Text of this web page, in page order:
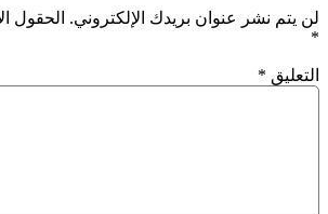
لن يتم نشر عنوان بريدك الإلكتروني. الحقول
*
التعليق *